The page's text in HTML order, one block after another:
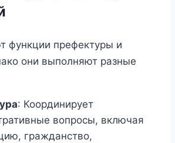
функции префектуры и
они выполняют разные
: Координирует
вопросы, включая
гражданство,